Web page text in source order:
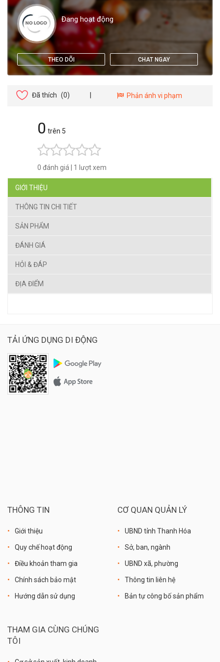
Đang hoạt động
THEO DÕI CHAT NGAY
Đã thích (0) Phản ánh vi phạm
0 trên 5
0 đánh giá 1 lượt xem
GIỚI THIỆU
THÔNG TIN CHI TIẾT
SẢN PHẨM
ĐÁNH GIÁ
HỎI & ĐÁP
ĐỊA ĐIỂM
TẢI ỨNG DỤNG DI ĐỘNG
THÔNG TIN
Giới thiệu
Quy chế hoạt động
Điều khoản tham gia
Chính sách bảo mật
Hướng dẫn sử dụng
CƠ QUAN QUẢN LÝ
UBND tỉnh Thanh Hóa
Sở, ban, ngành
UBND xã, phường
Thông tin liên hệ
Bản tự công bố sản phẩm
THAM GIA CÙNG CHÚNG
TÔI